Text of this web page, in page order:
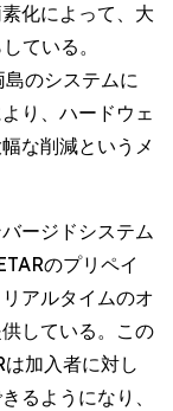
化によって、大
ている。
のシステムに
り、ハードウェ
な削減というメ
ージドシステム
のプリペイ
アルタイムのオ
している。この
加入者に対し
るようになり、